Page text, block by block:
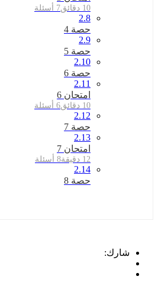
10 دقائق 7 أسئلة
2.8
حصة 4
2.9
حصة 5
2.10
حصة 6
2.11
امتحان 6
10 دقائق 6 أسئلة
2.12
حصة 7
2.13
امتحان 7
12 دقيقة 8 أسئلة
2.14
حصة 8
شارك: